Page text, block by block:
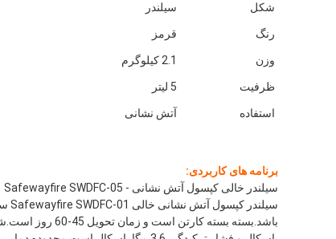
شکل سیلندر
رنگ قرمز
وزن 2.1 کیلوگرم
ظرفیت 5 لیتر
استفاده آتش نشانی
برنامه های کاربردی:
سیلندر خالی کپسول آتش نشانی - Safewayfire SWDFC-05